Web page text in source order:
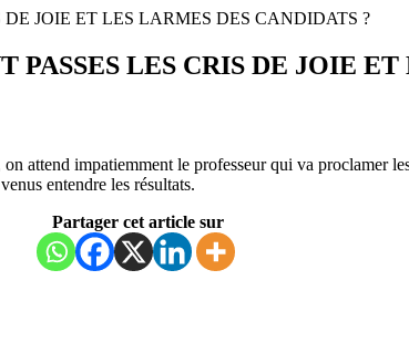
JOIE ET LES LARMES DES CANDIDATS ?
PASSES LES CRIS DE JOIE
attend impatiemment le professeur qui va proclamer
entendre les résultats.
Partager cet article sur